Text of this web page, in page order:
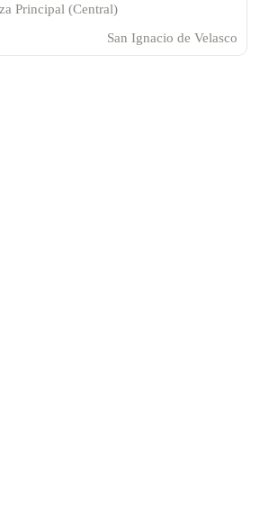
Principal (Central)
San Ignacio de Velasco